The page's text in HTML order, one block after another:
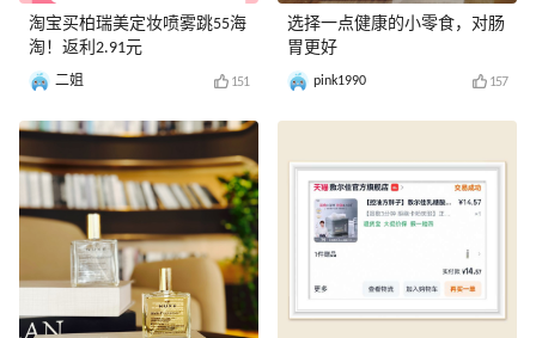
淘宝买柏瑞美定妆喷雾跳55海
淘！返利2.91元
二姐 151
选择一点健康的小零食，对肠
胃更好
pink1990 157